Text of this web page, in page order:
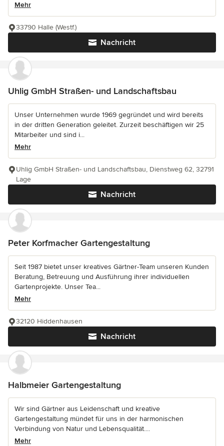
Mehr
Nachricht
33790 Halle (Westf.)
Uhlig GmbH Straßen- und Landschaftsbau
Unser Unternehmen wurde 1969 gegründet und wird bereits
in der dritten Generation geleitet. Zurzeit beschäftigen wir 25
Mitarbeiter und sind i...
Mehr
Nachricht
Uhlig GmbH Straßen- und Landschaftsbau, Dienstweg 62, 32791
Lage
Peter Korfmacher Gartengestaltung
Seit 1987 bietet unser kreatives Gärtner-Team unseren Kunden
Beratung, Betreuung und Ausführung ihrer individuellen
Gartenprojekte. Unser Tea...
Mehr
Nachricht
32120 Hiddenhausen
Halbmeier Gartengestaltung
Wir sind Gärtner aus Leidenschaft und kreative
Gartengestaltung mündet für uns in der harmonischen
Verbindung von Natur und Lebensqualität....
Mehr